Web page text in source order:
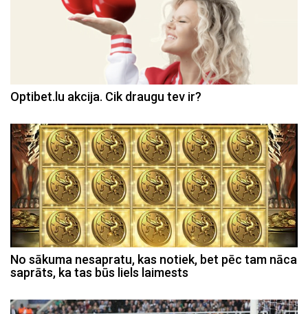
Optibet.lu akcija. Cik draugu tev ir?
No sākuma nesapratu, kas notiek, bet pēc tam nāca
saprāts, ka tas būs liels laimests